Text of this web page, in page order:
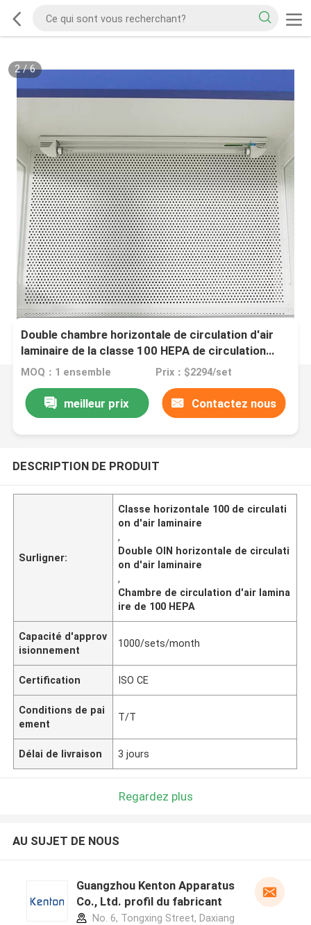
2/6
Double chambre horizontale de circulation d'air
laminaire de la classe 100 HEPA de circulation
d'air laminaire
MOQ：1 ensemble Prix：$2294/set
meilleur prix Contactez nous
DESCRIPTION DE PRODUIT
Surligner:
Classe horizontale 100 de circulati
on d'air laminaire
,
Double OIN horizontale de circulati
on d'air laminaire
,
Chambre de circulation d'air lamina
ire de 100 HEPA
Capacité d'approv
isionnement
1000/sets/month
Certification ISO CE
Conditions de pai
ement
T/T
Délai de livraison 3 jours
Regardez plus
AU SUJET DE NOUS
Guangzhou Kenton Apparatus
Co., Ltd. profil du fabricant
No. 6, Tongxing Street, Daxiang